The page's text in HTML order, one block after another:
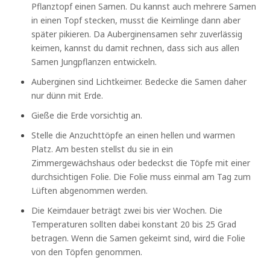
Pflanztopf einen Samen. Du kannst auch mehrere Samen
in einen Topf stecken, musst die Keimlinge dann aber
später pikieren. Da Auberginensamen sehr zuverlässig
keimen, kannst du damit rechnen, dass sich aus allen
Samen Jungpflanzen entwickeln.
Auberginen sind Lichtkeimer. Bedecke die Samen daher
nur dünn mit Erde.
Gieße die Erde vorsichtig an.
Stelle die Anzuchttöpfe an einen hellen und warmen
Platz. Am besten stellst du sie in ein
Zimmergewächshaus oder bedeckst die Töpfe mit einer
durchsichtigen Folie. Die Folie muss einmal am Tag zum
Lüften abgenommen werden.
Die Keimdauer beträgt zwei bis vier Wochen. Die
Temperaturen sollten dabei konstant 20 bis 25 Grad
betragen. Wenn die Samen gekeimt sind, wird die Folie
von den Töpfen genommen.